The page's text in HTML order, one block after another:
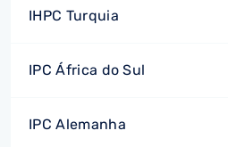
IHPC Turquia
IPC África do Sul
IPC Alemanha